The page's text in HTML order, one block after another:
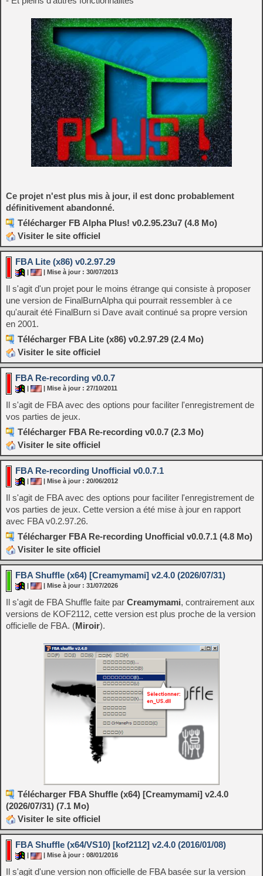
Ce projet n'est plus mis à jour, il est donc probablement
définitivement abandonné.
Télécharger FB Alpha Plus! v0.2.95.23u7 (4.8 Mo)
Visiter le site officiel
FBA Lite (x86) v0.2.97.29
| Mise à jour : 30/07/2013
Il s'agit d'un projet pour le moins étrange qui consiste à proposer
une version de FinalBurnAlpha qui pourrait ressembler à ce
qu'aurait été FinalBurn si Dave avait continué sa propre version
en 2001.
Télécharger FBA Lite (x86) v0.2.97.29 (2.4 Mo)
Visiter le site officiel
FBA Re-recording v0.0.7
| Mise à jour : 27/10/2011
Il s'agit de FBA avec des options pour faciliter l'enregistrement de
vos parties de jeux.
Télécharger FBA Re-recording v0.0.7 (2.3 Mo)
Visiter le site officiel
FBA Re-recording Unofficial v0.0.7.1
| Mise à jour : 20/06/2012
Il s'agit de FBA avec des options pour faciliter l'enregistrement de
vos parties de jeux. Cette version a été mise à jour en rapport
avec FBA v0.2.97.26.
Télécharger FBA Re-recording Unofficial v0.0.7.1 (4.8 Mo)
Visiter le site officiel
FBA Shuffle (x64) [Creamymami] v2.4.0 (2026/07/31)
| Mise à jour : 31/07/2026
Il s'agit de FBA Shuffle faite par Creamymami, contrairement aux
versions de KOF2112, cette version est plus proche de la version
officielle de FBA. (Miroir).
Télécharger FBA Shuffle (x64) [Creamymami] v2.4.0
(2026/07/31) (7.1 Mo)
Visiter le site officiel
FBA Shuffle (x64/VS10) [kof2112] v2.4.0 (2016/01/08)
| Mise à jour : 08/01/2016
Il s'agit d'une version non officielle de FBA basée sur la version